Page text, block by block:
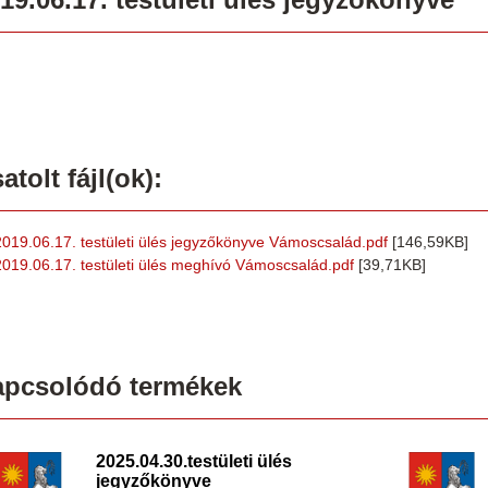
fájl(ok):
testületi ülés jegyzőkönyve Vámoscsalád.pdf [146,59KB]
testületi ülés meghívó Vámoscsalád.pdf [39,71KB]
termékek
2025.04.30.testületi ülés
jegyzőkönyve